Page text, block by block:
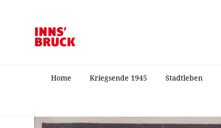
Home Kriegsende 1945 Stadtleben